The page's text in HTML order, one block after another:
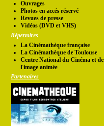
Ouvrages
Photos en accés réservé
Revues de presse
Vidéos (DVD et VHS)
Répertoires
La Cinémathèque française
La Cinémathèque de Toulouse
Centre National du Cinéma et de
l'image animée
Partenaires